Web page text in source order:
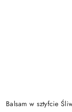
Balsam w sztyfcie